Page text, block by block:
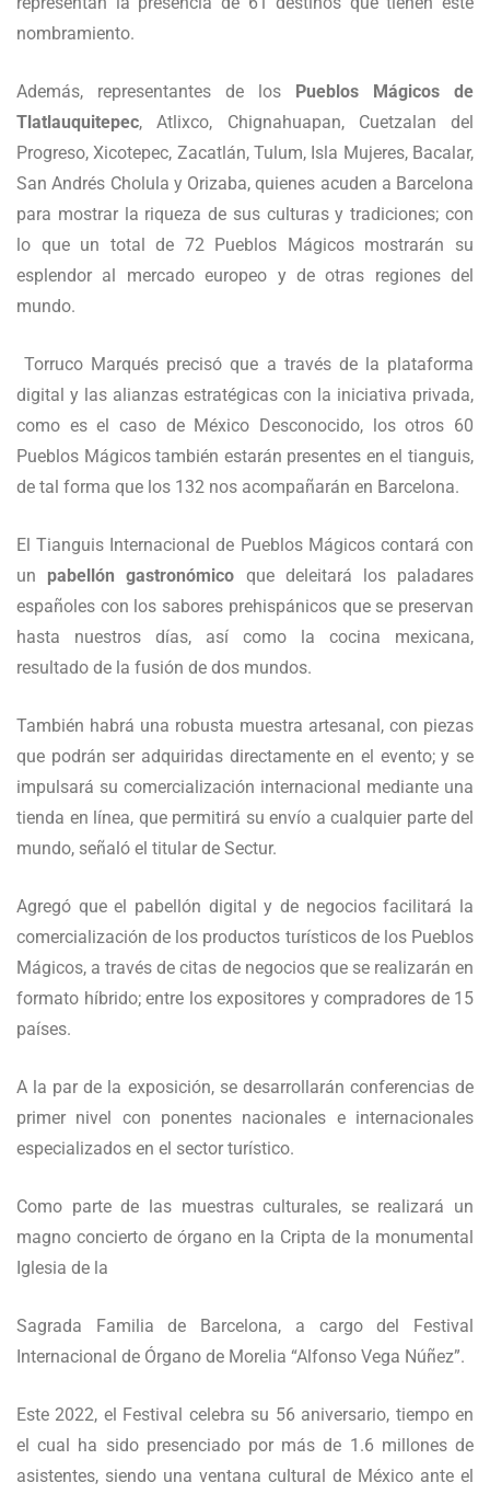
nombramiento.
Además, representantes de los
Pueblos Mágicos de
Tlatlauquitepec, Atlixco, Chignahuapan, Cuetzalan del
Progreso, Xicotepec, Zacatlán, Tulum, Isla Mujeres, Bacalar,
San Andrés Cholula y Orizaba, quienes acuden a Barcelona
para mostrar la riqueza de sus culturas y tradiciones; con
lo que un total de 72 Pueblos Mágicos mostrarán su
esplendor al mercado europeo y de otras regiones del
mundo.
Torruco Marqués precisó que a través de la plataforma
digital y las alianzas estratégicas con la iniciativa privada,
como es el caso de México Desconocido, los otros 60
Pueblos Mágicos también estarán presentes en el tianguis,
de tal forma que los 132 nos acompañarán en Barcelona.
El Tianguis Internacional de Pueblos Mágicos contará con
un pabellón gastronómico que deleitará los paladares
españoles con los sabores prehispánicos que se preservan
hasta nuestros días, así como la cocina mexicana,
resultado de la fusión de dos mundos.
También habrá una robusta muestra artesanal, con piezas
que podrán ser adquiridas directamente en el evento; y se
impulsará su comercialización internacional mediante una
tienda en línea, que permitirá su envío a cualquier parte del
mundo, señaló el titular de Sectur.
Agregó que el pabellón digital y de negocios facilitará la
comercialización de los productos turísticos de los Pueblos
Mágicos, a través de citas de negocios que se realizarán en
formato híbrido; entre los expositores y compradores de 15
países.
A la par de la exposición, se desarrollarán conferencias de
primer nivel con ponentes nacionales e internacionales
especializados en el sector turístico.
Como parte de las muestras culturales, se realizará un
magno concierto de órgano en la Cripta de la monumental
Iglesia de la
Sagrada Familia de Barcelona, a cargo del Festival
Internacional de Órgano de Morelia “Alfonso Vega Núñez”.
Este 2022, el Festival celebra su 56 aniversario, tiempo en
el cual ha sido presenciado por más de 1.6 millones de
asistentes, siendo una ventana cultural de México ante el